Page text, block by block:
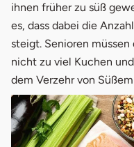
ihnen früher zu süß
es, dass dabei die
steigt. Senioren müssen
nicht zu viel Kuchen
dem Verzehr von